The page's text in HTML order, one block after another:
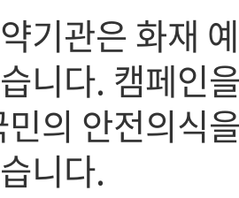
기관은 화재
니다. 캠페인
의 안전의식
니다.